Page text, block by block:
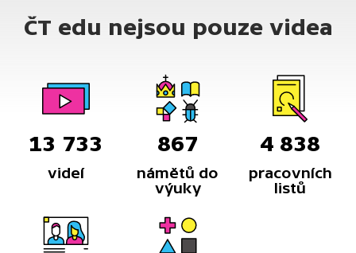
ČT edu nejsou pouze videa
13 733
videí
867
námětů do
výuky
4 838
pracovních
listů